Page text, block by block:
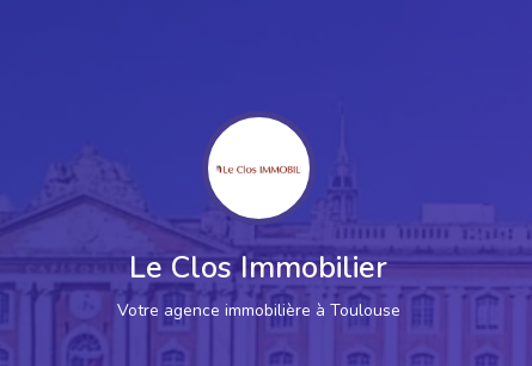
Le Clos Immobilier
Votre agence immobilière à Toulouse